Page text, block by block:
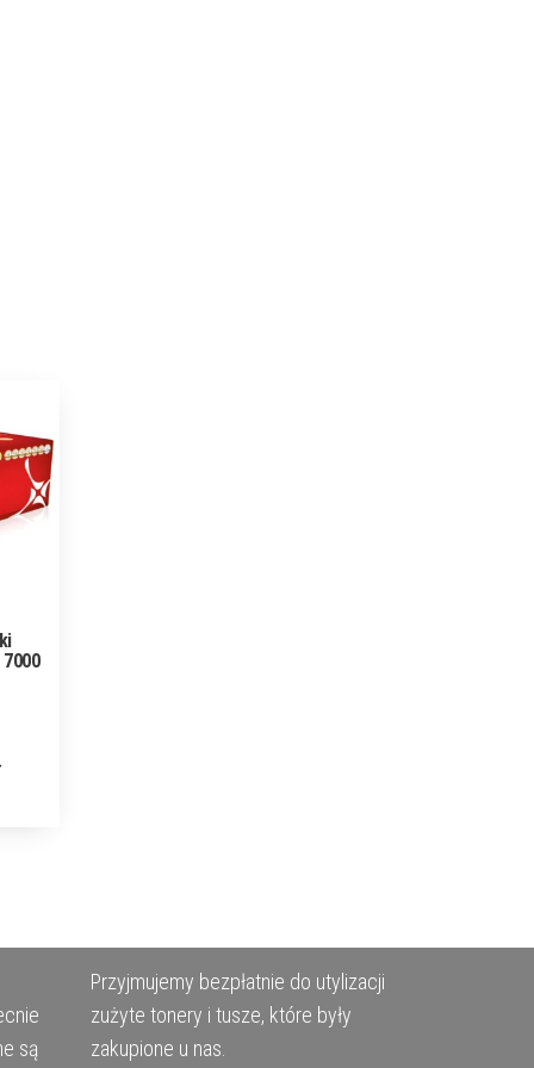
są
Przyjmujemy bezpłatnie do utylizacji
zużyte tonery i tusze, które były
zakupione u nas.